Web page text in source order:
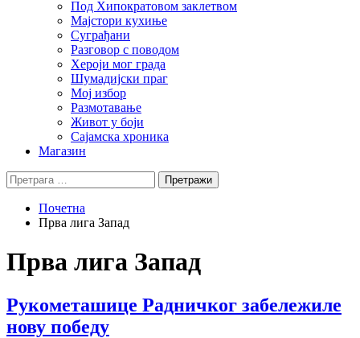
Под Хипократовом заклетвом
Мајстори кухиње
Суграђани
Разговор с поводом
Хероји мог града
Шумадијски праг
Мој избор
Размотавање
Живот у боји
Сајамска хроника
Магазин
Претрага
за:
Почетна
Прва лига Запад
Прва лига Запад
Рукометашице Радничког забележиле
нову победу